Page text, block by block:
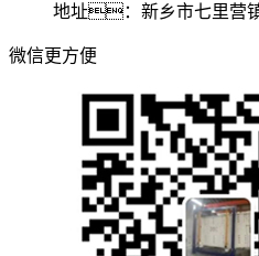
地址：新乡市七里营
微信更方便